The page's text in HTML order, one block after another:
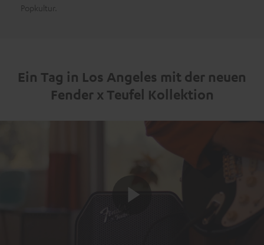
Popkultur.
Ein Tag in Los Angeles mit der neuen
Fender x Teufel Kollektion